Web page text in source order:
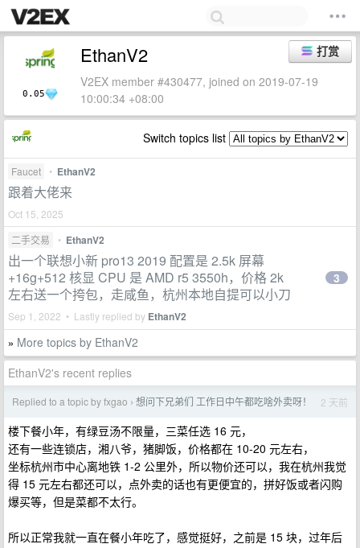
0.05
打赏
EthanV2
V2EX member #430477, joined on 2019-07-19
10:00:34 +08:00
Switch topics list
Faucet • EthanV2
跟着大佬来
Oct 15, 2025
二手交易
• EthanV2
出一个联想小新 pro13 2019 配置是 2.5k 屏幕
+16g+512 核显 CPU 是 AMD r5 3550h，价格 2k
左右送一个挎包，走咸鱼，杭州本地自提可以小刀
Sep 1, 2022 • Lastly replied by EthanV2
3
» More topics by EthanV2
EthanV2's recent replies
Replied to a topic by fxgao › 想问下兄弟们 工作日中午都吃啥外卖呀！ 2 天前
楼下餐小年，有绿豆汤不限量，三菜任选 16 元，
还有一些连锁店，湘八爷，猪脚饭，价格都在 10-20 元左右，
坐标杭州市中心离地铁 1-2 公里外，所以物价还可以，我在杭州我觉
得 15 元左右都还可以，点外卖的话也有更便宜的，拼好饭或者闪购
爆买等，但是菜都不太行。
所以正常我就一直在餐小年吃了，感觉挺好，之前是 15 块，过年后